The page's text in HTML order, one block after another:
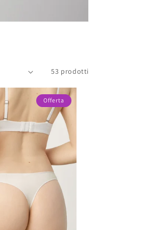
53 prodotti
Offerta